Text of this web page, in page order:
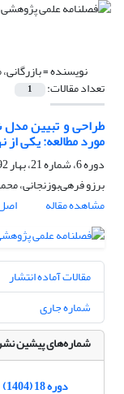
نویسنده =
تعداد مقالات: 1
طراحی و تبیین
مورد مطالعه: یکی از
دوره 6، شماره 21، بهار 1392، صفحه
برزو فرهی‌بوزنجانی،
مشاهده مقاله
مقالات آماده انتشار
شماره جاری
شماره‌های پیشین
دوره 18 (1404)